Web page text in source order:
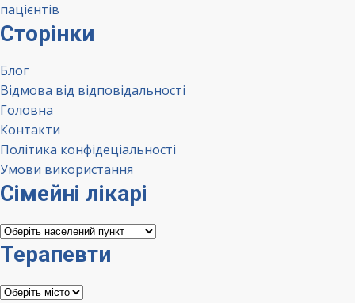
пацієнтів
Сторінки
Блог
Відмова від відповідальності
Головна
Контакти
Політика конфідеціальності
Умови використання
Сімейні лікарі
Сімейні
лікарі
Терапевти
Терапевти